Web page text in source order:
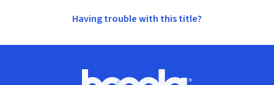
Having trouble with this title?